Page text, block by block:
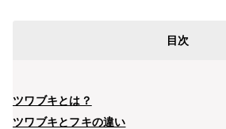
目次
ツワブキとは？
ツワブキとフキの違い